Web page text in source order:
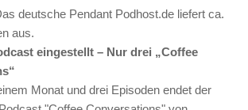
deutsche Pendant Podhost.de liefert ca.
aus.
eingestellt – Nur drei „Coffee
Monat und drei Episoden endet der